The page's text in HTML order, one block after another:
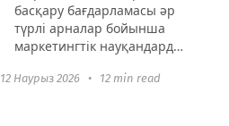
басқару бағдарламасы әр
түрлі арналар бойынша
маркетингтік науқандарды
оңтайландыруда басты рөл
12 Наурыз 2026 • 12 min read